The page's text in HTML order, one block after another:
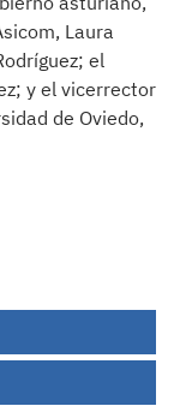
Laura
el
y el vicerrector
de Oviedo,